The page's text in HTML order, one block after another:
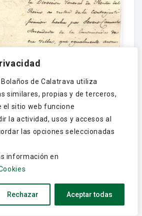
de Calatrava utiliza
similares, propias y de terceros,
el sitio web funcione
la actividad, usos y accesos al
las opciones seleccionadas
información en
Rechazar Aceptar todas
674 / / Caja 33 / F.